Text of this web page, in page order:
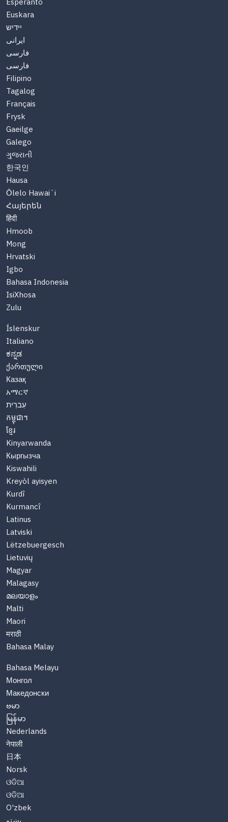
Euskara
יידיש
ایرانی
فارسی
فارسی
Filipino
Tagalog
Français
Frysk
Gaeilge
Galego
ગુજરાતી
한국인
Hausa
Ōlelo Hawaiʻi
Հայերեն
हिंदी
Hmoob
Mong
Hrvatski
Igbo
Bahasa Indonesia
IsiXhosa
Zulu
Íslenskur
Italiano
ಕನ್ನಡ
ქართული
Казақ
አማርኛ
עִברִית
កម្ពុជា។
ខ្មែរ
Kinyarwanda
Кыргызча
Kiswahili
Kreyòl ayisyen
Kurdî
Kurmancî
Latinus
Latviski
Lëtzebuergesch
Lietuvių
Magyar
Malagasy
മലയാളം
Malti
Maori
मराठी
Bahasa Malay
Bahasa Melayu
Монгол
Македонски
ဗမာ
မြန်မာ
Nederlands
नेपाली
日本
Norsk
ଓଡିଆ
ଓଡିଆ
O'zbek